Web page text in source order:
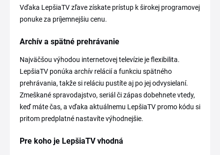
Vďaka LepšiaTV zľave získate prístup k širokej programovej
ponuke za príjemnejšiu cenu.
Archív a spätné prehrávanie
Najväčšou výhodou internetovej televízie je flexibilita.
LepšiaTV ponúka archív relácií a funkciu spätného
prehrávania, takže si reláciu pustíte aj po jej odvysielaní.
Zmeškané spravodajstvo, seriál či zápas dobehnete vtedy,
keď máte čas, a vďaka aktuálnemu LepšiaTV promo kódu si
pritom predplatné nastavíte výhodnejšie.
Pre koho je LepšiaTV vhodná